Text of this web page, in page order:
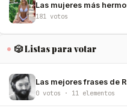
Las mujeres más hermosas de
181 votos
🎲 Listas para votar
Las mejores frases de
0 votos · 11 elementos